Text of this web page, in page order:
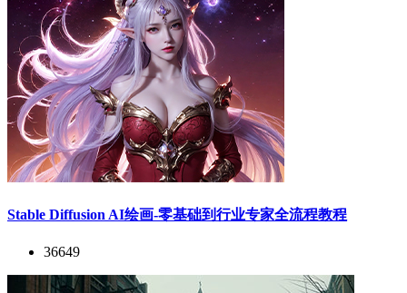
Stable Diffusion AI绘画-零基础到行业专家全流程教程
36649